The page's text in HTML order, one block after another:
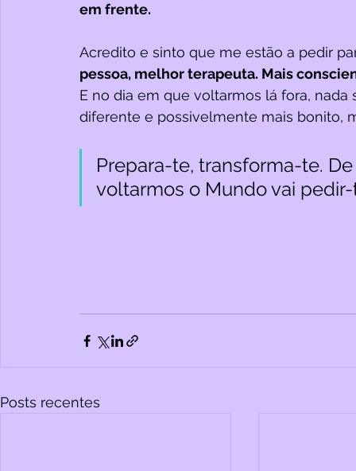
em frente.
Acredito e sinto que me estão a pedir
pessoa, melhor terapeuta. Mais
E no dia em que voltarmos lá fora, nada
diferente e possivelmente mais bonito,
Prepara-te, transforma-te.
voltarmos o Mundo vai
Posts recentes